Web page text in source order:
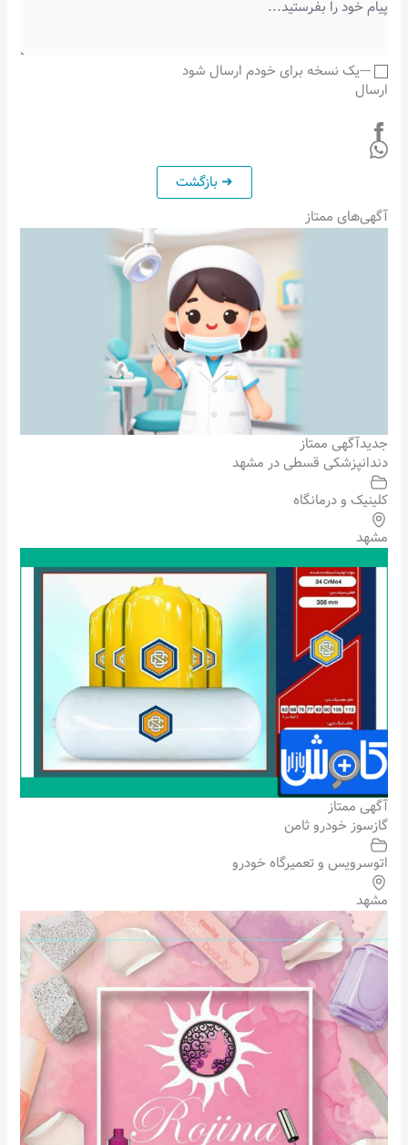
---یک نسخه برای خودم ارسال شود
ارسال
آگهی‌های ممتاز
جدیدآگهی ممتاز
دندانپزشکی قسطی در مشهد
کلینیک و درمانگاه
مشهد
آگهی ممتاز
گازسوز خودرو ثامن
اتوسرویس و تعمیرگاه خودرو
مشهد